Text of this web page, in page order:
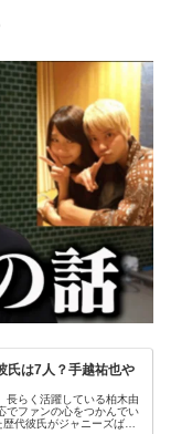
氏は7人？手越祐也や
長らく活躍している柏木由
でファンの心をつかんでい
代彼氏がジャニーズばか